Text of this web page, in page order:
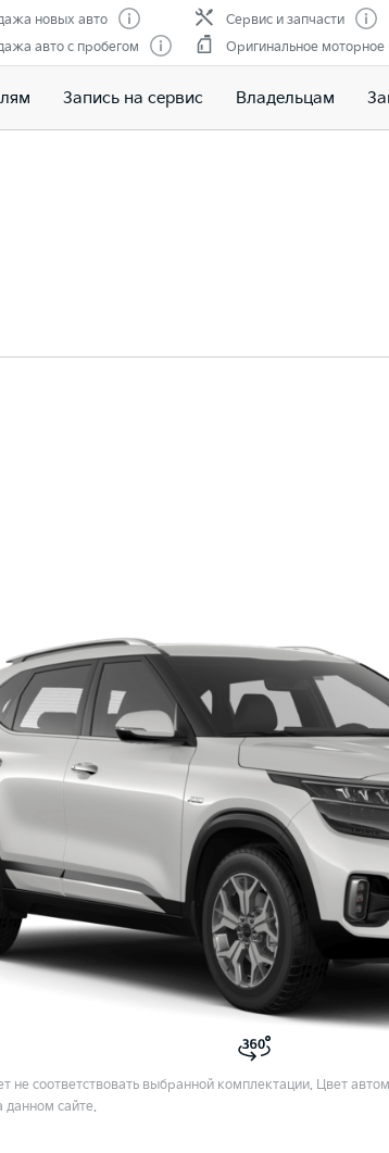
новых авто
авто с пробегом
Сервис и запчасти
Оригинальное моторное
Запись на сервис Владельцам
соответствовать выбранной комплектации. Цвет
данном сайте.